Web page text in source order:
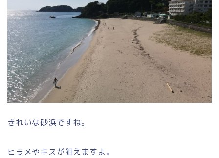
きれいな砂浜ですね。
ヒラメやキスが狙えますよ。